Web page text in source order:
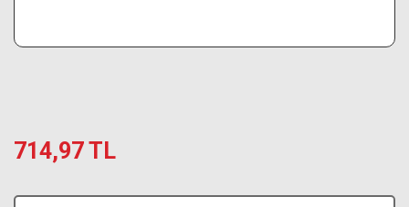
714,97 TL